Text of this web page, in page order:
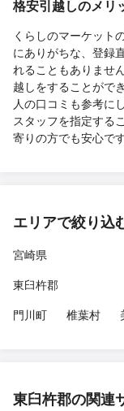
格安引越しのメリ
くらしのマーケット
にありがちな、登録
れることもありませ
越しをすることがで
人の口コミも参考に
スタッフを指定する
寄りの方でも安心です
エリアで絞り込
宮崎県
東臼杵郡
門川町
椎葉村
東臼杵郡の関連